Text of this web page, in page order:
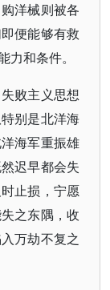
洋械则被各
便能够有救
和条件。
败主义思想
别是北洋海
海军重振雄
迟早都会失
止损，宁愿
之东隅，收
万劫不复之